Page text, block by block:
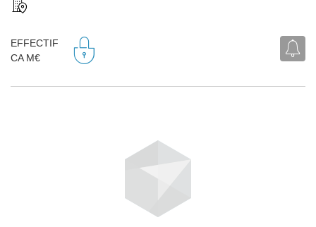
EFFECTIF
CA M€